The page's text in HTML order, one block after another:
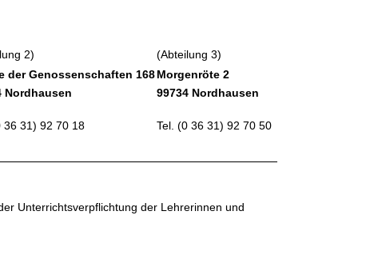
2)
(Abteilung 3)
der Genossenschaften 168
Nordhausen
Morgenröte 2
99734 Nordhausen
36 31) 92 70 18 Tel. (0 36 31) 92 70 50
Unterrichtsverpflichtung der Lehrerinnen und